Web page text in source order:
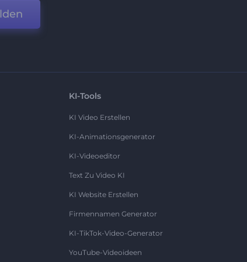
KI-Tools
KI Video Erstellen
KI-Animationsgenerator
KI-Videoeditor
Text Zu Video KI
KI Website Erstellen
Firmennamen Generator
KI-TikTok-Video-Generator
YouTube-Videoideen